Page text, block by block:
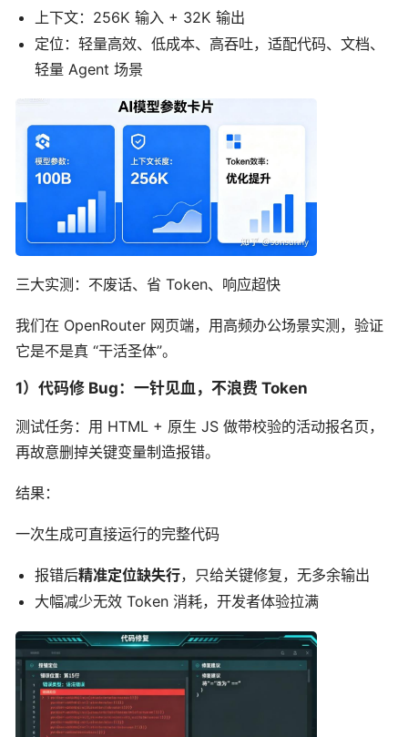
上下文：256K 输入 + 32K 输出
定位：轻量高效、低成本、高吞吐，适配代码、文档、
轻量 Agent 场景
三大实测：不废话、省 Token、响应超快
我们在 OpenRouter 网页端，用高频办公场景实测，验证
它是不是真 “干活圣体”。
1）代码修 Bug：一针见血，不浪费 Token
测试任务：用 HTML + 原生 JS 做带校验的活动报名页，
再故意删掉关键变量制造报错。
结果：
一次生成可直接运行的完整代码
报错后精准定位缺失行，只给关键修复，无多余输出
大幅减少无效 Token 消耗，开发者体验拉满